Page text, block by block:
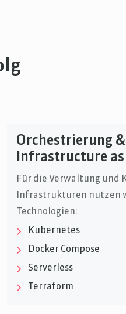
Orchestrierung &
Infrastructure as
Für die Verwaltung und
Infrastrukturen nutzen
Technologien:
Kubernetes
Docker Compose
Serverless
Terraform